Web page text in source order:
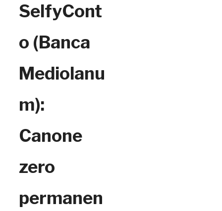
SelfyCont
o (Banca
Mediolanu
m):
Canone
zero
permanen